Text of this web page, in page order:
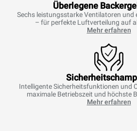
Überlegene
Sechs leistungsstarke Ventilatoren und
– für perfekte Luftverteilung auf
Mehr erfahren
Intelligente Sicherheitsfunktionen und
maximale Betriebszeit und höchste
Mehr erfahren